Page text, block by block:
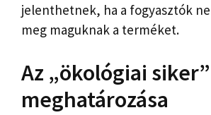
jelenthetnek, ha a fogyasztók
meg maguknak a terméket.
Az „ökológiai siker”
meghatározása